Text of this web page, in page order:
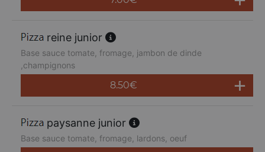
reine junior
Base sauce tomate, fromage, jambon de dinde
,champignons
8.50€
paysanne junior
Base sauce tomate, fromage, lardons, oeuf